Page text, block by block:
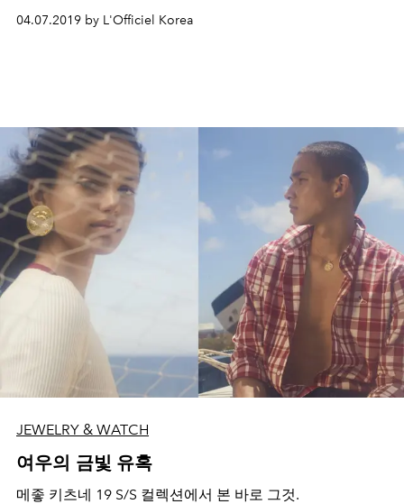
04.07.2019 by L'Officiel Korea
JEWELRY & WATCH
여우의 금빛 유혹
메좋 키츠네 19 S/S 컬렉션에서 본 바로 그것.